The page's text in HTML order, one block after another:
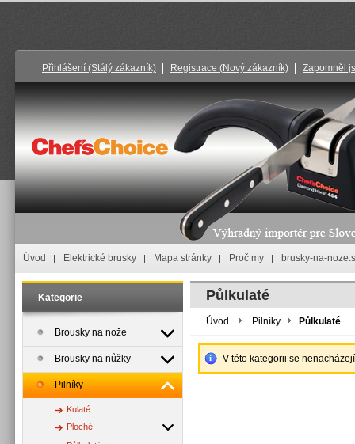
Přihlášení (Stálý zákazník) Registrace (Nový zákazník) Zapomněl
Úvod Elektrické brusky Mapa stránky Proč my brusky-na-
Kategorie
Brousky na nože
Brousky na nůžky
Pilníky
Kulaté
Ploché
Půlkulaté
Úvod Pilníky Půlkulaté
V této kategorii se